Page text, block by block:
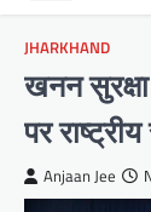
JHARKHAND
खनन
पर
Anjaan Jee